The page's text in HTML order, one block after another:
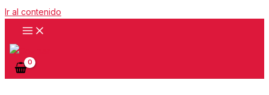
Ir al contenido